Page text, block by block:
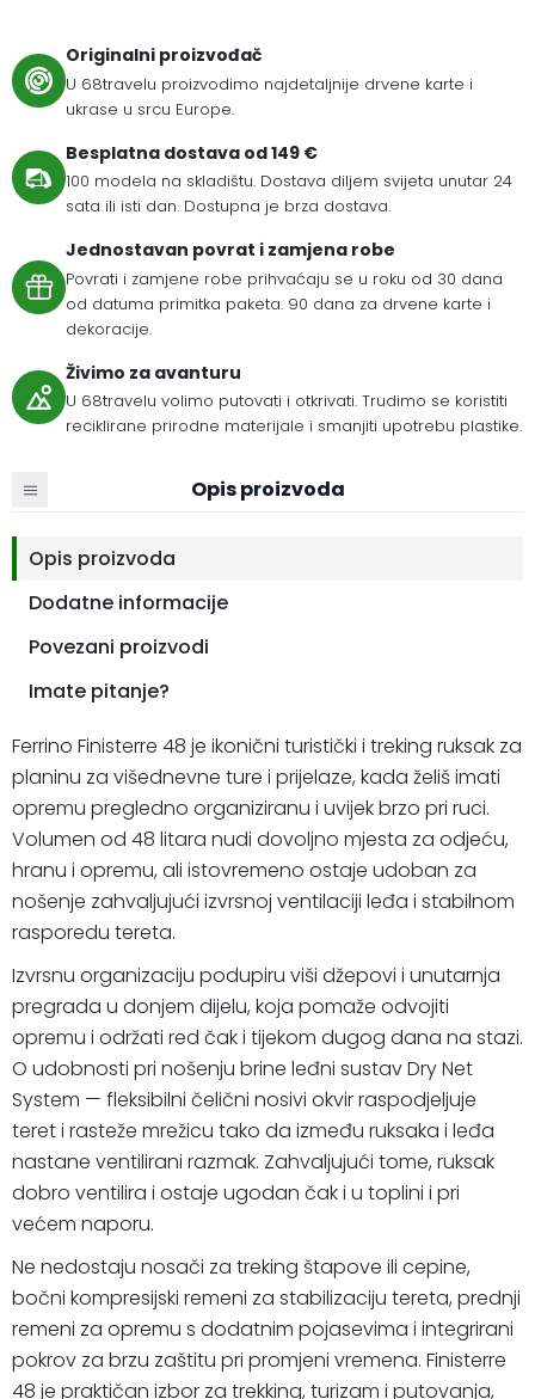
Originalni proizvođač
U 68travelu proizvodimo najdetaljnije drvene karte i
ukrase u srcu Europe.
Besplatna dostava od 149 €
100 modela na skladištu. Dostava diljem svijeta unutar 24
sata ili isti dan. Dostupna je brza dostava.
Jednostavan povrat i zamjena robe
Povrati i zamjene robe prihvaćaju se u roku od 30 dana
od datuma primitka paketa. 90 dana za drvene karte i
dekoracije.
Živimo za avanturu
U 68travelu volimo putovati i otkrivati. Trudimo se koristiti
reciklirane prirodne materijale i smanjiti upotrebu plastike.
Opis proizvoda
Opis proizvoda
Dodatne informacije
Povezani proizvodi
Imate pitanje?
Ferrino Finisterre 48 je ikonični turistički i treking ruksak za
planinu za višednevne ture i prijelaze, kada želiš imati
opremu pregledno organiziranu i uvijek brzo pri ruci.
Volumen od 48 litara nudi dovoljno mjesta za odjeću,
hranu i opremu, ali istovremeno ostaje udoban za
nošenje zahvaljujući izvrsnoj ventilaciji leđa i stabilnom
rasporedu tereta.
Izvrsnu organizaciju podupiru viši džepovi i unutarnja
pregrada u donjem dijelu, koja pomaže odvojiti
opremu i održati red čak i tijekom dugog dana na stazi.
O udobnosti pri nošenju brine leđni sustav Dry Net
System — fleksibilni čelični nosivi okvir raspodjeljuje
teret i rasteže mrežicu tako da između ruksaka i leđa
nastane ventilirani razmak. Zahvaljujući tome, ruksak
dobro ventilira i ostaje ugodan čak i u toplini i pri
većem naporu.
Ne nedostaju nosači za treking štapove ili cepine,
bočni kompresijski remeni za stabilizaciju tereta, prednji
remeni za opremu s dodatnim pojasevima i integrirani
pokrov za brzu zaštitu pri promjeni vremena. Finisterre
48 je praktičan izbor za trekking, turizam i putovanja,